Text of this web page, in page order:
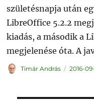
születésnapja után
LibreOffice 5.2.2
kiadás, a második a
megjelenése óta. A
Szerző
Timár András 2016-